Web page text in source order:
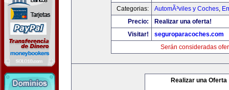
Categorias:
AutomÃ³viles y Coches,
Precio:
Realizar una oferta!
Visitar!
seguroparacoches.com
Serán consideradas
Realizar una Oferta